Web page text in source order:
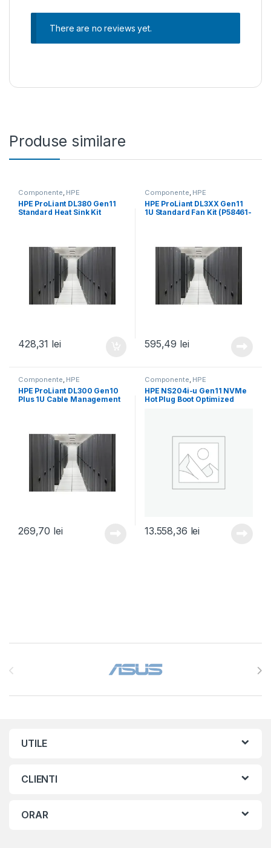
There are no reviews yet.
Produse similare
Componente, HPE
HPE ProLiant DL380 Gen11
Standard Heat Sink Kit
428,31 lei
Componente, HPE
HPE ProLiant DL3XX Gen11
1U Standard Fan Kit (P58461-
595,49 lei
Componente HPE
HPE ProLiant DL300 Gen10
Plus 1U Cable Management
269,70 lei
Componente HPE
HPE NS204i-u Gen11 NVMe
Hot Plug Boot Optimized
13.558,36 lei
UTILE
CLIENTI
ORAR